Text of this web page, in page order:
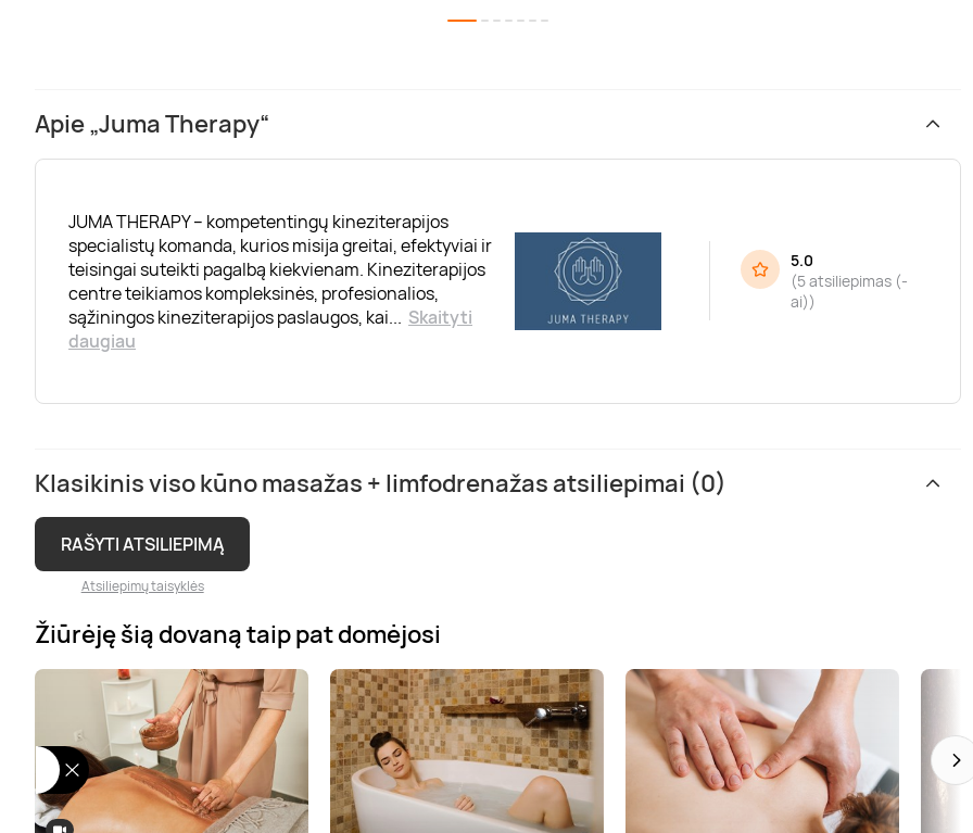
Apie „Juma Therapy“
JUMA THERAPY – kompetentingų kineziterapijos
specialistų komanda, kurios misija greitai, efektyviai ir
teisingai suteikti pagalbą kiekvienam. Kineziterapijos
centre teikiamos kompleksinės, profesionalios,
sąžiningos kineziterapijos paslaugos, kai... Skaityti
daugiau
5.0
(5 atsiliepimas (-
ai))
Klasikinis viso kūno masažas + limfodrenažas atsiliepimai (0)
RAŠYTI ATSILIEPIMĄ
Atsiliepimų taisyklės
Žiūrėję šią dovaną taip pat domėjosi